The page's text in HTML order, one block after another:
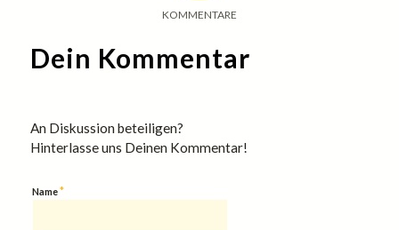
KOMMENTARE
Dein Kommentar
An Diskussion beteiligen?
Hinterlasse uns Deinen Kommentar!
Name*